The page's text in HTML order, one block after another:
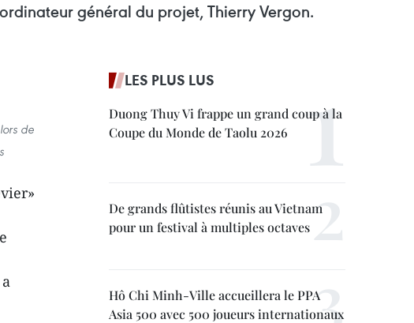
général du projet, Thierry Vergon.
de
LES PLUS LUS
Duong Thuy Vi frappe un grand coup à la
Coupe du Monde de Taolu 2026
De grands flûtistes réunis au Vietnam
pour un festival à multiples octaves
Hô Chi Minh-Ville accueillera le PPA
Asia 500 avec 500 joueurs internationaux